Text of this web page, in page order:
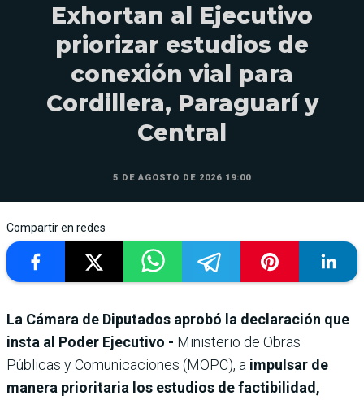
Exhortan al Ejecutivo
priorizar estudios de
conexión vial para
Cordillera, Paraguarí y
Central
5 DE AGOSTO DE 2026 19:00
Compartir en redes
La Cámara de Diputados aprobó la declaración que
insta al Poder Ejecutivo - Ministerio de Obras
Públicas y Comunicaciones (MOPC), a impulsar de
manera prioritaria los estudios de factibilidad,